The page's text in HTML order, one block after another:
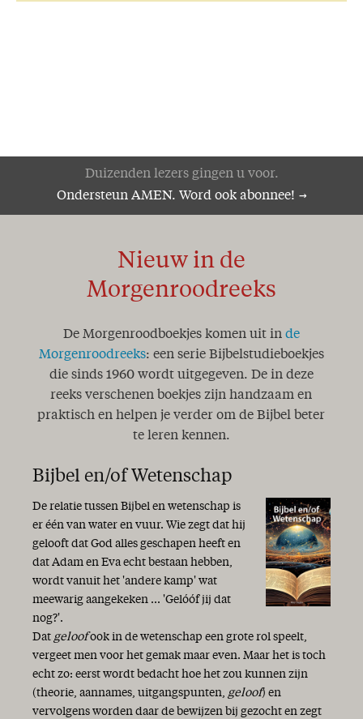
Duizenden lezers gingen u voor.
Ondersteun AMEN. Word ook abonnee!
Nieuw in de
Morgenroodreeks
De Morgenroodboekjes komen uit in de
Morgenroodreeks: een serie Bijbelstudieboekjes
die sinds 1960 wordt uitgegeven. De in deze
reeks verschenen boekjes zijn handzaam en
praktisch en helpen je verder om de Bijbel beter
te leren kennen.
Bijbel en/of Wetenschap
De relatie tussen Bijbel en wetenschap is
er één van water en vuur. Wie zegt dat hij
gelooft dat God alles geschapen heeft en
dat Adam en Eva echt bestaan hebben,
wordt vanuit het 'andere kamp' wat
meewarig aangekeken ... 'Gelóóf jij dat
nog?'.
Dat geloofook in de wetenschap een grote rol speelt,
vergeet men voor het gemak maar even. Maar het is toch
echt zo: eerst wordt bedacht hoe het zou kunnen zijn
(theorie, aannames, uitgangspunten, geloof) en
vervolgens worden daar de bewijzen bij gezocht en zegt